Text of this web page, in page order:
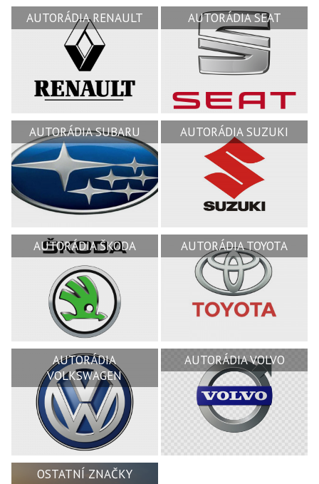
AUTORÁDIA RENAULT AUTORÁDIA SEAT
AUTORÁDIA SUBARU AUTORÁDIA SUZUKI
AUTORÁDIA ŠKODA AUTORÁDIA TOYOTA
AUTORÁDIA
VOLKSWAGEN
AUTORÁDIA VOLVO
OSTATNÍ ZNAČKY